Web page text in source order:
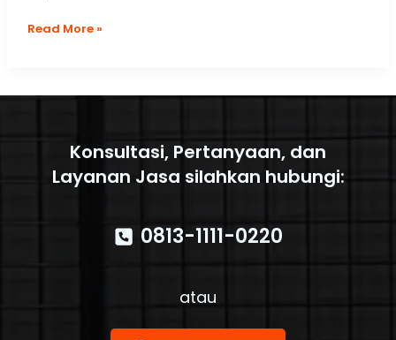
Ketahui
dalam
Kebakaran
Read More »
Konsultasi, Pertanyaan, dan
Layanan Jasa silahkan hubungi:
0813-1111-0220
atau